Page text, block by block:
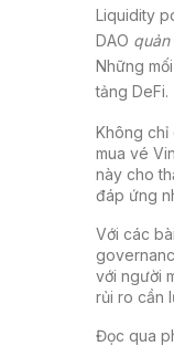
Liquidity
DAO quản
Những
tảng DeFi.
Không chỉ
mua vé
này cho
đáp ứng
Với các
với người
rủi ro cần
Đọc qua